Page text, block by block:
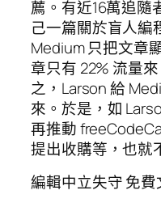
薦。有近16萬追隨
己一篇關於盲人編
Medium 只把文章
章只有 22% 流量
之，Larson 給
來。於是，如
再推動
提出收購等，也就
編輯中立失守 免